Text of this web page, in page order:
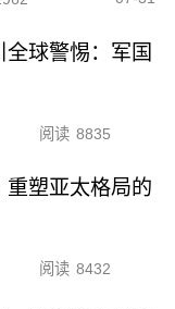
全球警惕：军国
阅读 8835
重塑亚太格局的
阅读 8432